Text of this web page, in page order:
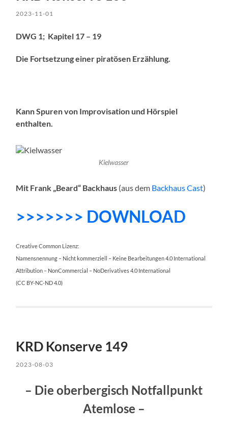
2023-11-01
DWG 1; Kapitel 17 – 19
Die Fortsetzung einer piratösen Erzählung.
Kann Spuren von Improvisation und Hörspiel
enthalten.
Kielwasser
Mit Frank „Beard“ Backhaus (aus dem Backhaus Cast)
>>>>>>> DOWNLOAD
Creative Common Lizenz:
Namensnennung – Nicht kommerziell – Keine Bearbeitungen 4.0 International
Attribution – NonCommercial – NoDerivatives 4.0 International
(CC BY-NC-ND 4.0)
KRD Konserve 149
2023-08-03
– Die oberbergisch Notfallpunkt
Atemlose –